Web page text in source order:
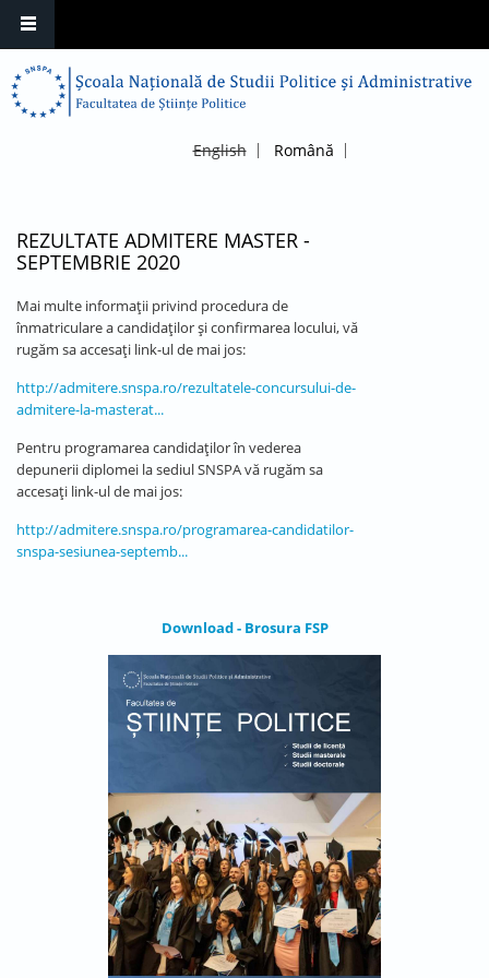
English Română
REZULTATE ADMITERE MASTER -
SEPTEMBRIE 2020
Mai multe informații privind procedura de
înmatriculare a candidaților și confirmarea locului, vă
rugăm sa accesați link-ul de mai jos:
http://admitere.snspa.ro/rezultatele-concursului-de-
admitere-la-masterat...
Pentru programarea candidaților în vederea
depunerii diplomei la sediul SNSPA vă rugăm sa
accesați link-ul de mai jos:
http://admitere.snspa.ro/programarea-candidatilor-
snspa-sesiunea-septemb...
Download - Brosura FSP